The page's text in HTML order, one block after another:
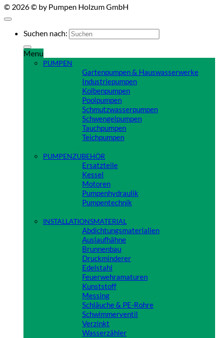
© 2026 © by Pumpen Holzum GmbH
Suchen nach:
Menu
PUMPEN
Gartenpumpen & Hauswasserwerke
Industriepumpen
Kolbenpumpen
Poolpumpen
Schmutzwasserpumpen
Schwengelpumpen
Tauchpumpen
Teichpumpen
PUMPENZUBEHÖR
Ersatzteile
Kessel
Motoren
Pumpenhydraulik
Pumpentechnik
INSTALLATIONSMATERIAL
Abdichtungsmaterialien
Auslaufhähne
Brunnenbau
Druckminderer
Edelstahl
Feuerwehramaturen
Kunststoff
Messing
Schläuche & PE-Rohre
Schwimmerventil
Verzinkt
Wasserzähler